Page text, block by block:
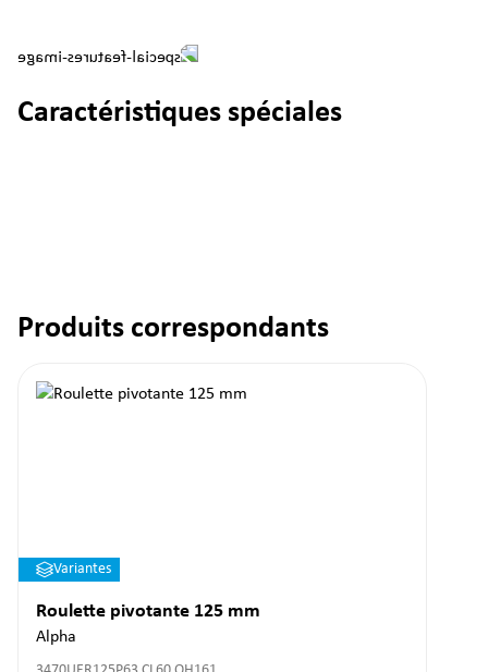
Caractéristiques spéciales
Ignorer la galerie de produits
Produits correspondants
Variantes
Roulette pivotante 125 mm
Alpha